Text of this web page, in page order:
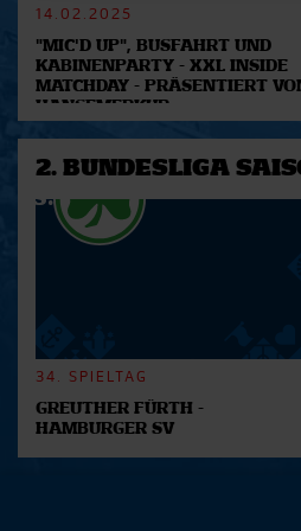
Abschnitt Einzelheiten
Wir verwenden Cookies, um
personalisieren, Funktionen für
analysieren. Außerdem geben
soziale Medien, Werbung und
Partner führen diese
14.02.2025
"MIC'D UP", BUSFAHRT UND
KABINENPARTY - XXL INSIDE
MATCHDAY - PRÄSENTIERT
HANSEMERKUR
2. BUNDESLIGA
34. SPIELTAG
GREUTHER FÜRTH -
HAMBURGER SV